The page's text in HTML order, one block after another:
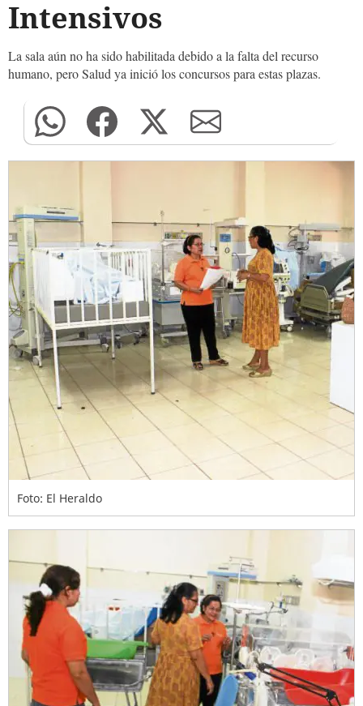
Intensivos
La sala aún no ha sido habilitada debido a la falta del recurso
humano, pero Salud ya inició los concursos para estas plazas.
Foto: El Heraldo